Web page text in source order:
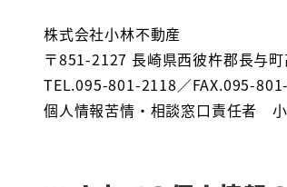
株式会社小林不動産
〒851-2127 長崎県西彼杵郡長与
TEL.095-801-2118／FAX.095-
個人情報苦情・相談窓口責任者